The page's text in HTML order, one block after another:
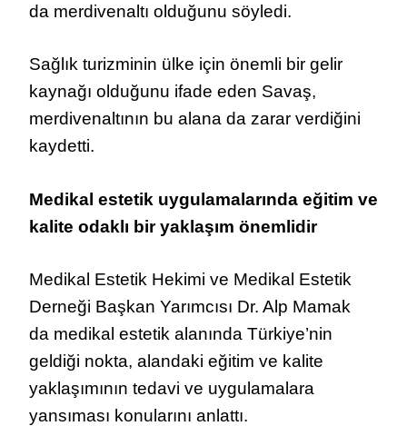
da merdivenaltı olduğunu söyledi.
Sağlık turizminin ülke için önemli bir gelir
kaynağı olduğunu ifade eden Savaş,
merdivenaltının bu alana da zarar verdiğini
kaydetti.
Medikal estetik uygulamalarında eğitim ve
kalite odaklı bir yaklaşım önemlidir
Medikal Estetik Hekimi ve Medikal Estetik
Derneği Başkan Yarımcısı Dr. Alp Mamak
da medikal estetik alanında Türkiye’nin
geldiği nokta, alandaki eğitim ve kalite
yaklaşımının tedavi ve uygulamalara
yansıması konularını anlattı.